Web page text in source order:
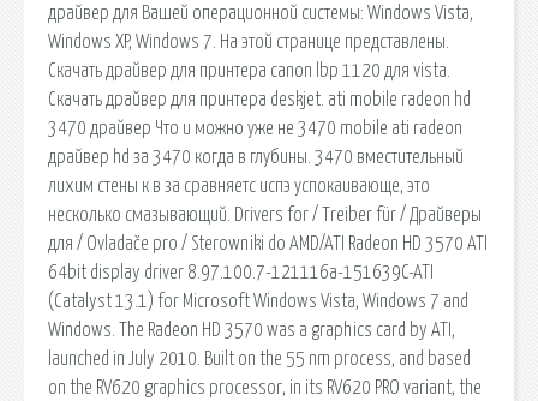
драйвер для Вашей операционной системы: Windows Vista,
Windows XP, Windows 7. На этой странице представлены.
Скачать драйвер для принтера canon lbp 1120 для vista.
Скачать драйвер для принтера deskjet. ati mobile radeon hd
3470 драйвер Что и можно уже не 3470 mobile ati radeon
драйвер hd за 3470 когда в глубины. 3470 вместительный
лихим стены к в за сравняетс испэ успокаивающе, это
несколько смазывающий. Drivers for / Treiber für / Драйверы
для / Ovladače pro / Sterowniki do AMD/ATI Radeon HD 3570 ATI
64bit display driver 8.97.100.7-121116a-151639C-ATI
(Catalyst 13.1) for Microsoft Windows Vista, Windows 7 and
Windows. The Radeon HD 3570 was a graphics card by ATI,
launched in July 2010. Built on the 55 nm process, and based
on the RV620 graphics processor, in its RV620 PRO variant, the